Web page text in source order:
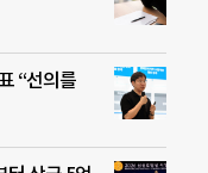
“선의를